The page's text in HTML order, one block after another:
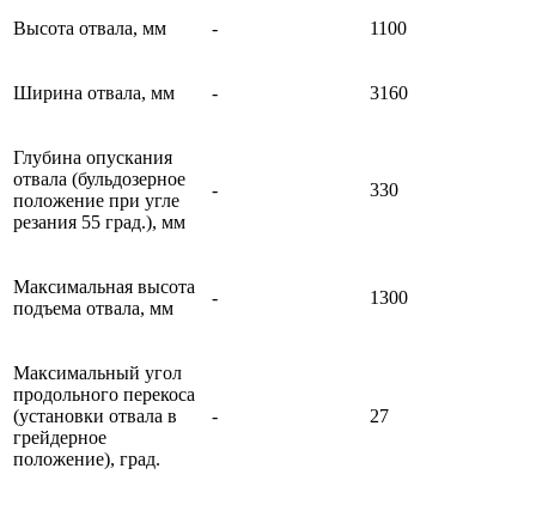
Высота отвала, мм - 1100
Ширина отвала, мм - 3160
Глубина опускания
отвала (бульдозерное
положение при угле
резания 55 град.), мм
- 330
Максимальная высота
подъема отвала, мм
- 1300
Максимальный угол
продольного перекоса
(установки отвала в
грейдерное
положение), град.
- 27